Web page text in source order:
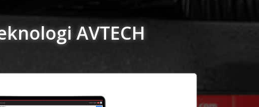
AVTECH